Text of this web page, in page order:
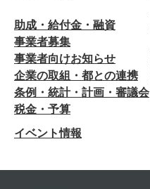
助成・給付金・融資
事業者募集
事業者向けお知らせ
企業の取組・都との連携
条例・統計・計画・審議会
税金・予算
イベント情報